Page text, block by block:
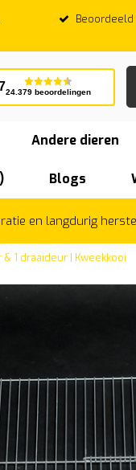
Beoordeeld
24.379 beoordelingen
Andere dieren
Blogs
en langdurig
1 draaideur | Kweekkooi